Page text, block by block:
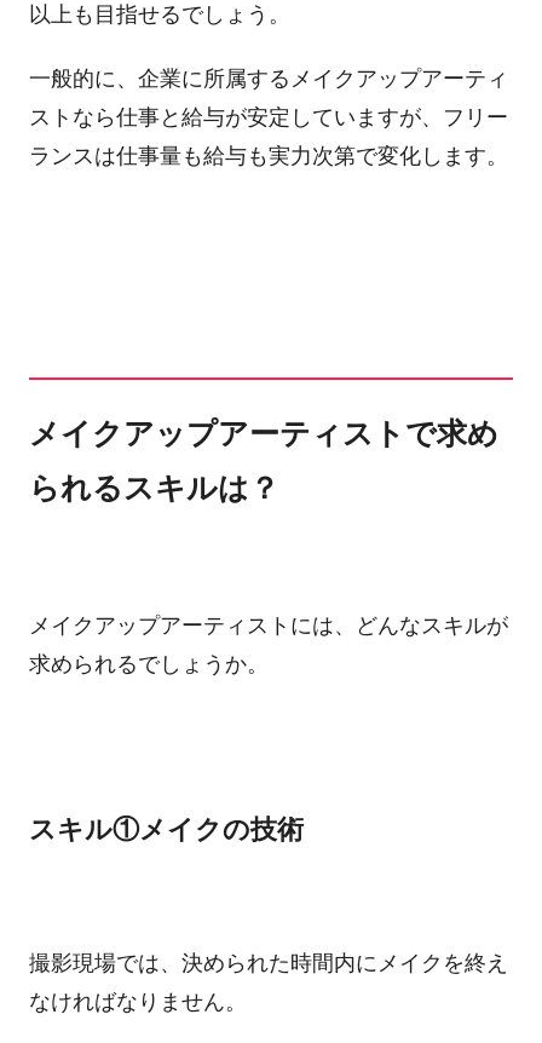
以上も目指せるでしょう。
一般的に、企業に所属するメイクアップアーティ
ストなら仕事と給与が安定していますが、フリー
ランスは仕事量も給与も実力次第で変化します。
メイクアップアーティストで求め
られるスキルは？
メイクアップアーティストには、どんなスキルが
求められるでしょうか。
スキル①メイクの技術
撮影現場では、決められた時間内にメイクを終え
なければなりません。